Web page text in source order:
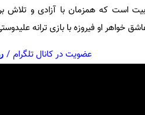
است که همزمان با آزادی و
او فیروزه با بازی ترانه
عضویت در کانال تلگرام /